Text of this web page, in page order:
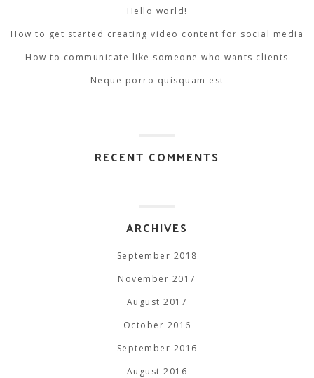
Hello world!
How to get started creating video content for social media
How to communicate like someone who wants clients
Neque porro quisquam est
RECENT COMMENTS
ARCHIVES
September 2018
November 2017
August 2017
October 2016
September 2016
August 2016